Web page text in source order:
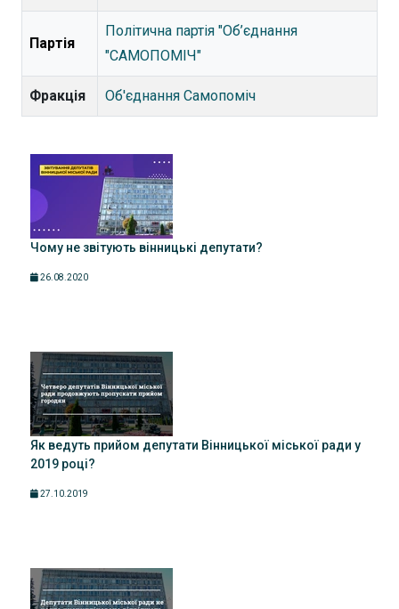
Партія
Політична партія "Об’єднання
"САМОПОМІЧ"
Фракція Об'єднання Самопоміч
Чому не звітують вінницькі депутати?
26.08.2020
Як ведуть прийом депутати Вінницької міської ради у
2019 році?
27.10.2019